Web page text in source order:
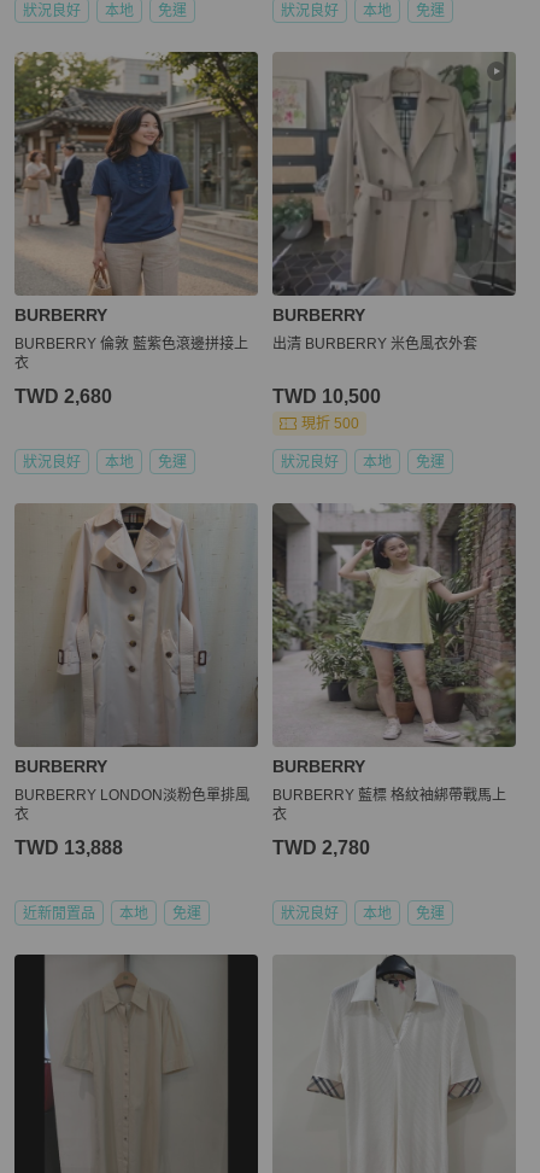
狀況良好 本地 免運 狀況良好 本地 免運
BURBERRY
BURBERRY 倫敦 藍紫色滾邊拼接上
衣
TWD 2,680
狀況良好 本地 免運
BURBERRY
出清 BURBERRY 米色風衣外套
TWD 10,500
現折 500
狀況良好 本地 免運
BURBERRY
BURBERRY LONDON淡粉色單排風
衣
TWD 13,888
近新閒置品 本地 免運
BURBERRY
BURBERRY 藍標 格紋袖綁帶戰馬上
衣
TWD 2,780
狀況良好 本地 免運